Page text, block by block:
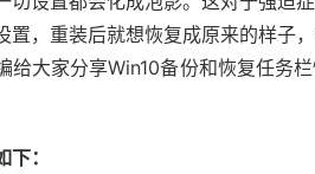
置，重装后就想恢复成原来的样子
给大家分享Win10备份和恢复任务
：